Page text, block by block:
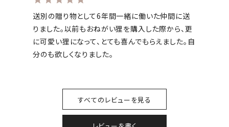
送別の贈り物として6年間一緒に働いた仲間に送
りました。以前もおねがい狸を購入した際から、更
に可愛い狸になって、とても喜んでもらえました。自
分のも欲しくなりました。
すべてのレビューを見る